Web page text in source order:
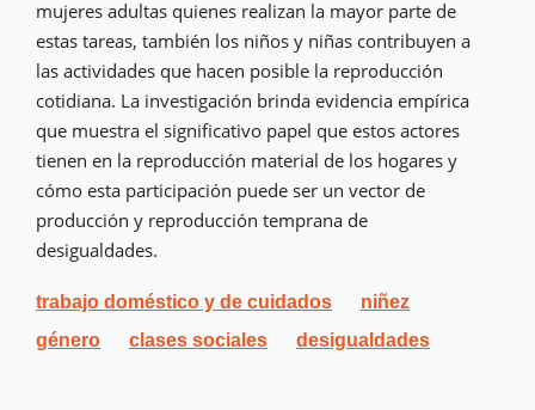
mujeres adultas quienes realizan la mayor parte de
estas tareas, también los niños y niñas contribuyen a
las actividades que hacen posible la reproducción
cotidiana. La investigación brinda evidencia empírica
que muestra el significativo papel que estos actores
tienen en la reproducción material de los hogares y
cómo esta participación puede ser un vector de
producción y reproducción temprana de
desigualdades.
trabajo doméstico y de cuidados
niñez
género
clases sociales desigualdades